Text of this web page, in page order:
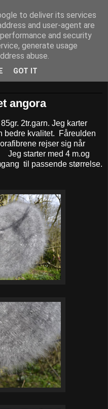
nålebinding sprang væv
angora
2tr.garn. Jeg karter
bedre kvalitet. Fåreulden
rejser sig når
starter med 4 m.og
til passende størrelse.
to deliver its services
and user-agent are
and security
generate usage
abuse.
GOT IT